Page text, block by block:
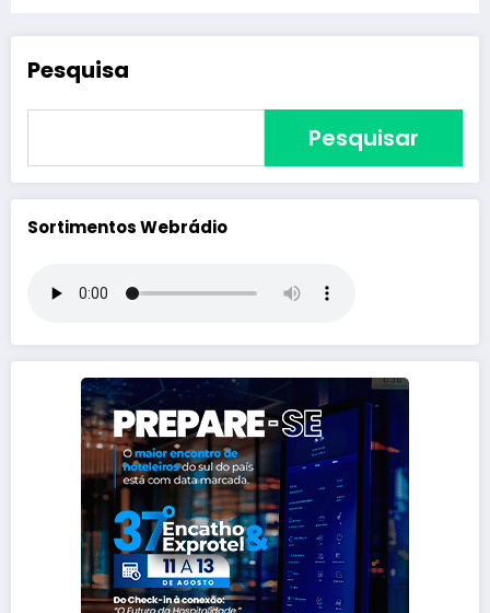
Pesquisa
Pesquisar
Sortimentos Webrádio